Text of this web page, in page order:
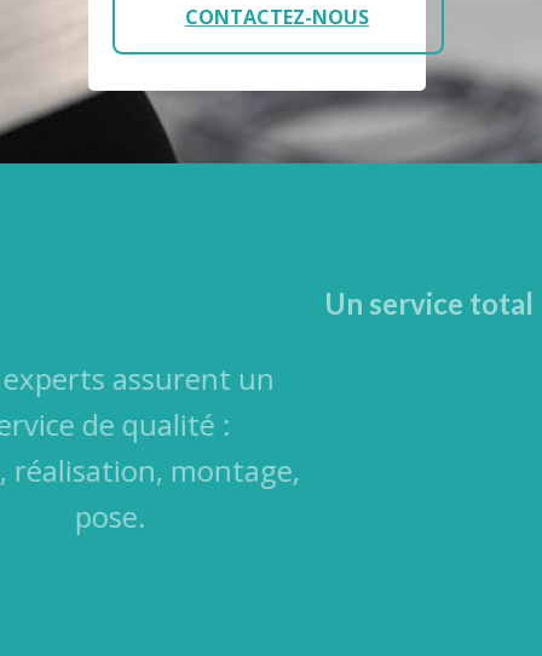
CONTACTEZ-NOUS
Un service total
Nos experts assurent un
service de qualité :
étude, réalisation, montage,